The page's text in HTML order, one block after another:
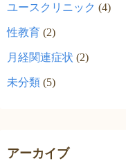
ユースクリニック (4)
性教育 (2)
月経関連症状 (2)
未分類 (5)
アーカイブ